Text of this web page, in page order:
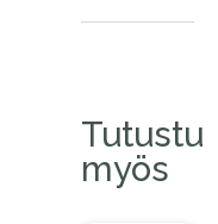
Tutustu
myös